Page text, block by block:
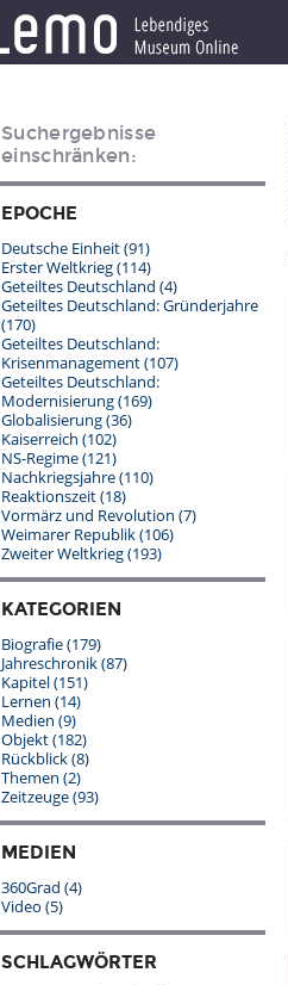
Suchergebnisse
einschränken:
EPOCHE
Deutsche Einheit(91)
Erster Weltkrieg(114)
Geteiltes Deutschland (4)
Geteiltes Deutschland: Gründerjahre
(170)
Geteiltes Deutschland:
Krisenmanagement(107)
Geteiltes Deutschland:
Modernisierung(169)
Globalisierung(36)
Kaiserreich (102)
NS-Regime(121)
Nachkriegsjahre(110)
Reaktionszeit(18)
Vormärz und Revolution (7)
Weimarer Republik(106)
Zweiter Weltkrieg(193)
KATEGORIEN
Biografie(179)
Jahreschronik(87)
Kapitel(151)
Lernen (14)
Medien (9)
Objekt(182)
Rückblick(8)
Themen (2)
Zeitzeuge(93)
MEDIEN
360Grad (4)
Video (5)
SCHLAGWÖRTER